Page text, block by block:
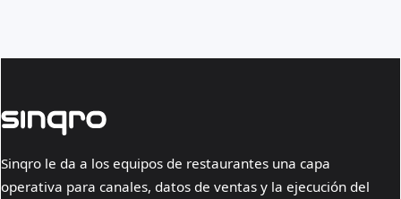
Sinqro le da a los equipos de restaurantes una capa
operativa para canales, datos de ventas y la ejecución del